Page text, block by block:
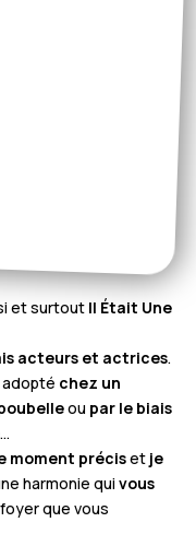
et surtout Il Était Une
acteurs et actrices.
adopté chez un
ou par le biais
…
moment préciset je
harmonie qui vous
que vous